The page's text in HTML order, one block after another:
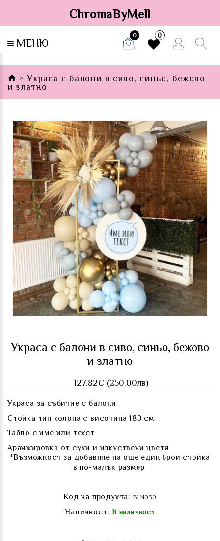
ChromaByMell
МЕНЮ
0 0
Украса с балони в сиво, синьо, бежово
и златно
Украса с балони в сиво, синьо, бежово
и златно
127.82€ (250.00лв)
Украса за събитие с балони
Стойка тип колона с височина 180 см
Табло с име или текст
Аранжировка от сухи и изкуствени цветя
*Възможност за добавяне на още един брой стойка
в по-малък размер
Код на продукта: BLN030
Наличност: В наличност